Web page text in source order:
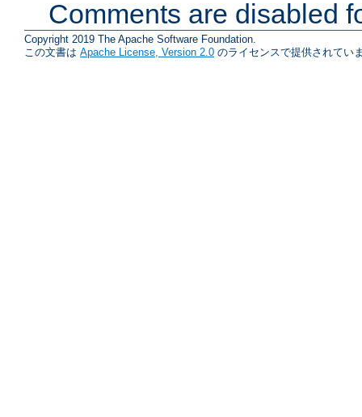
Comments are disabled
Copyright 2019 The Apache Software Foundation.
この文書は Apache License, Version 2.0 のライセンスで提供されてい